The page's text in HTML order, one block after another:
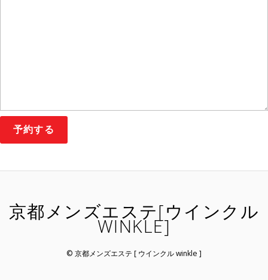
京都メンズエステ[ウインクル
WINKLE]
© 京都メンズエステ [ ウインクル winkle ]